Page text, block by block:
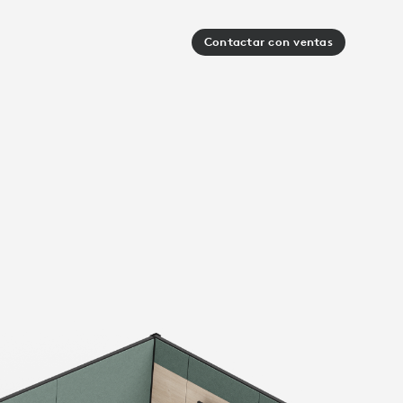
Contactar con ventas